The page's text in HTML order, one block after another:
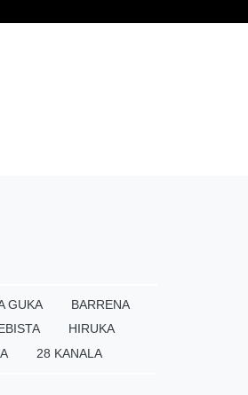
GUKA
BARRENA
HIRUKA
28 KANALA